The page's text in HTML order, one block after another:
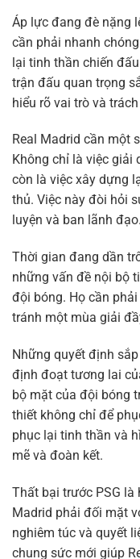
Áp lực đang đè nặng
cần phải nhanh
lại tinh thần chiến
trận đấu quan trọng
hiểu rõ vai trò và
Real Madrid cần một
Không chỉ là việc giải
còn là việc xây dựng
thủ. Việc này đòi hỏi
luyện và ban lãnh đạo.
Thời gian đang dần
những vấn đề nội bộ
đội bóng. Họ cần
tránh một mùa giải
Những quyết định
định đoạt tương lai
bộ mặt của đội bóng
thiết không chỉ để
phục lại tinh thần và
mẽ và đoàn kết.
Thất bại trước PSG là
Madrid phải đối mặt
nghiêm túc và quyết
chung sức mới giúp